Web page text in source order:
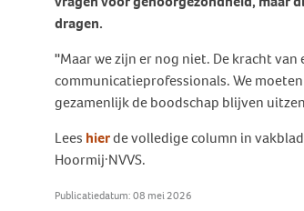
Botverankerd hoorsysteem
(BCD)
Vraagbaak
World Hearing Day
Behandeling Duizeligheid en
Evenwicht
Ervaringsverhalen Duizeligheid
en Evenwicht
Evenwichtsproblemen bij
kinderen
Wat doen wij voor jou?
Vraagbaak
Vrijwilligers
Klachten en geschillen
Vacatures
Contact
dragen.
''Maar we zijn er nog niet. De kracht
communicatieprofessionals. We
gezamenlijk de boodschap blijven
Lees hierde volledige column in
Hoormij·NVVS.
Publicatiedatum: 08 mei 2026